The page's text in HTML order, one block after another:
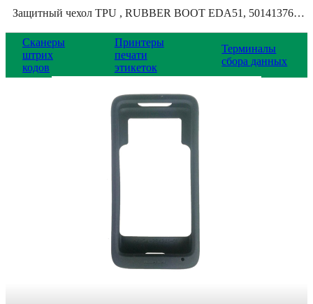
Защитный чехол TPU , RUBBER BOOT EDA51, 50141376-001
Сканеры
штрих
кодов
Принтеры
печати
этикеток
Терминалы
сбора данных